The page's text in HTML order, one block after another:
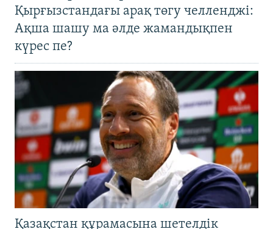
Қырғызстандағы арақ төгу челленджі:
Ақша шашу ма әлде жамандықпен
күрес пе?
Қазақстан құрамасына шетелдік